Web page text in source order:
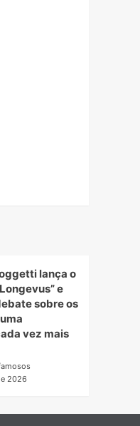
lança o
e
sobre os
vez mais
2026